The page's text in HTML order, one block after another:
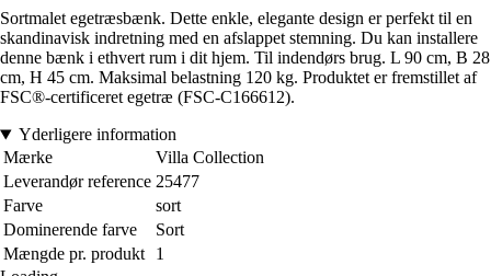
Sortmalet egetræsbænk. Dette enkle, elegante design er perfekt til en
skandinavisk indretning med en afslappet stemning. Du kan installere
denne bænk i ethvert rum i dit hjem. Til indendørs brug. L 90 cm, B 28
cm, H 45 cm. Maksimal belastning 120 kg. Produktet er fremstillet af
FSC®-certificeret egetræ (FSC-C166612).
Yderligere information
Mærke
Villa Collection
Leverandør reference 25477
Farve
sort
Dominerende farve
Sort
Mængde pr. produkt
1